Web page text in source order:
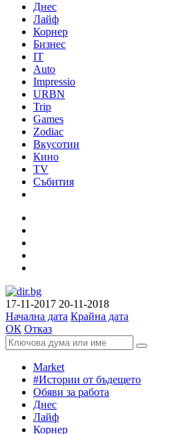
Днес
Лайф
Корнер
Бизнес
IT
Auto
Impressio
URBN
Trip
Games
Zodiac
Вкусотии
Кино
TV
Събития
17-11-2017 20-11-2018
Начална дата Крайна дата
ОК Отказ
Market
#Истории от бъдещето
Обяви за работа
Днес
Лайф
Корнер